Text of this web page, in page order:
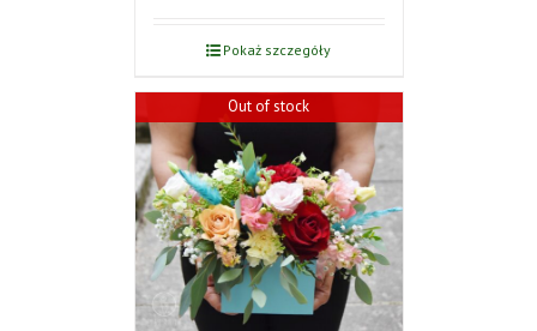
Pokaż szczegóły
Out of stock